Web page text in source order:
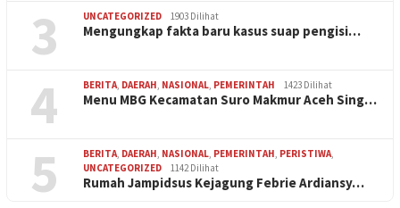
3 UNCATEGORIZED 1903 Dilihat
Mengungkap fakta baru kasus suap pengisi…
4 BERITA, DAERAH, NASIONAL, PEMERINTAH 1423 Dilihat
Menu MBG Kecamatan Suro Makmur Aceh Sing…
5 BERITA, DAERAH, NASIONAL, PEMERINTAH, PERISTIWA,
UNCATEGORIZED
1142 Dilihat
Rumah Jampidsus Kejagung Febrie Ardiansy…